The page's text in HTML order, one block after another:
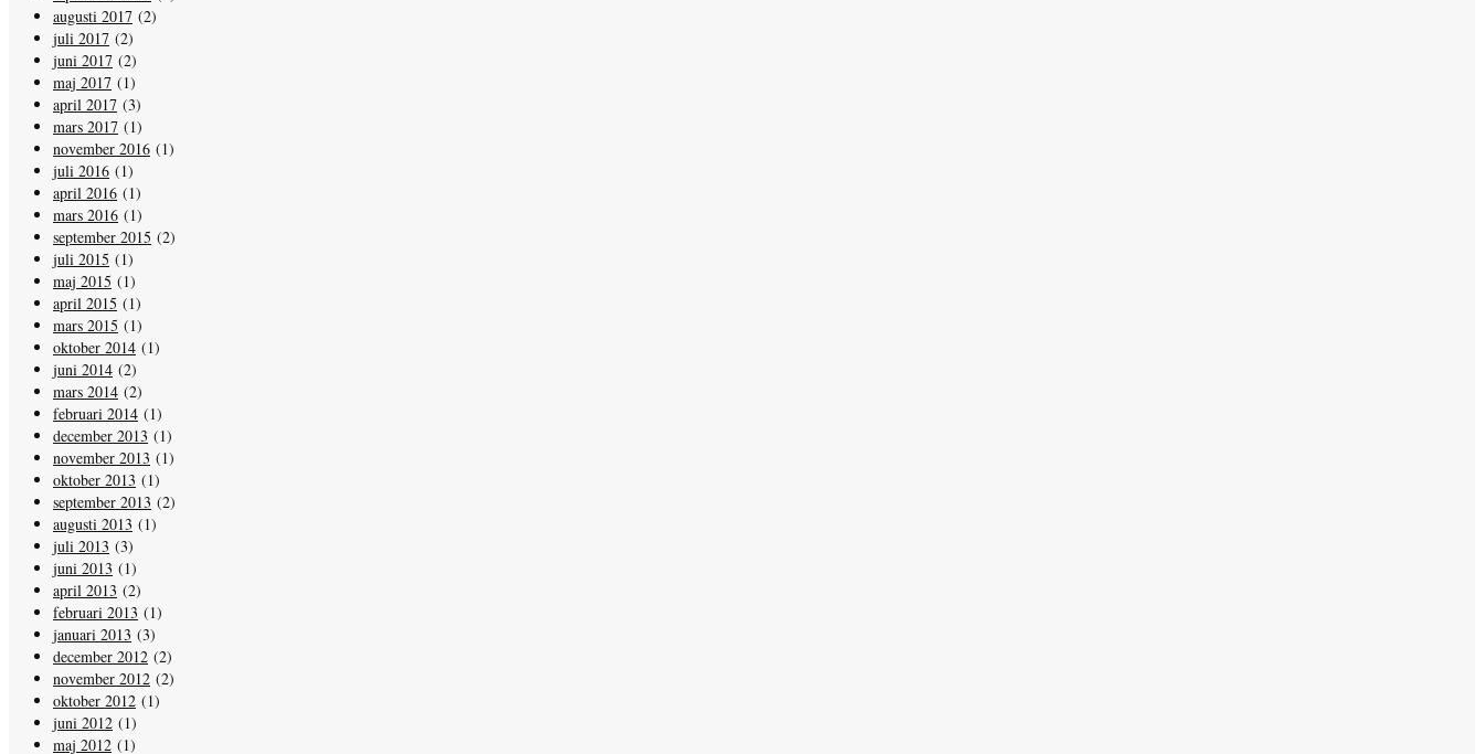
augusti 2017 (2)
juli 2017 (2)
juni 2017 (2)
maj 2017 (1)
april 2017 (3)
mars 2017 (1)
november 2016 (1)
juli 2016 (1)
april 2016 (1)
mars 2016 (1)
september 2015 (2)
juli 2015 (1)
maj 2015 (1)
april 2015 (1)
mars 2015 (1)
oktober 2014 (1)
juni 2014 (2)
mars 2014 (2)
februari 2014 (1)
december 2013 (1)
november 2013 (1)
oktober 2013 (1)
september 2013 (2)
augusti 2013 (1)
juli 2013 (3)
juni 2013 (1)
april 2013 (2)
februari 2013 (1)
januari 2013 (3)
december 2012 (2)
november 2012 (2)
oktober 2012 (1)
juni 2012 (1)
maj 2012 (1)